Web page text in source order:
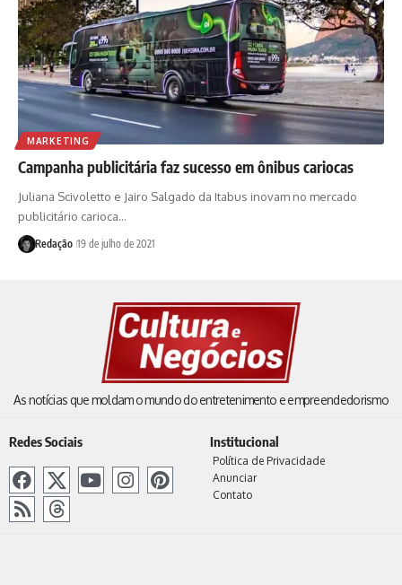
MARKETING
Campanha publicitária faz sucesso em ônibus cariocas
Juliana Scivoletto e Jairo Salgado da Itabus inovam no mercado
publicitário carioca…
Redação 19 de julho de 2021
As notícias que moldam o mundo do entretenimento e empreendedorismo
Redes Sociais Institucional
Política de Privacidade
Anunciar
Contato